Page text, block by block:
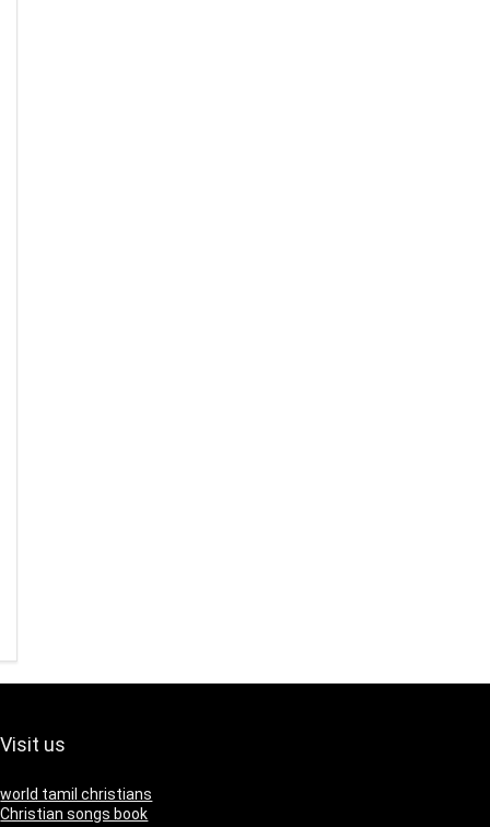
Visit us
world tamil christians
Christian songs book